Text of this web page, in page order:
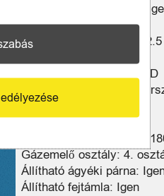
Állítható ülésmagasság
Ülésszélesség 55.8 cm
Ülésmagasság 35.5 –
Állítható kartámaszok: 4D
Mechanizmus típusa:
Állítható dőlésszög: 12 °
Dőlészár: Igen
Háttámla dönthetősége:
Gázemelő osztály: 4.
Állítható ágyéki párna:
Állítható fejtámla: Igen